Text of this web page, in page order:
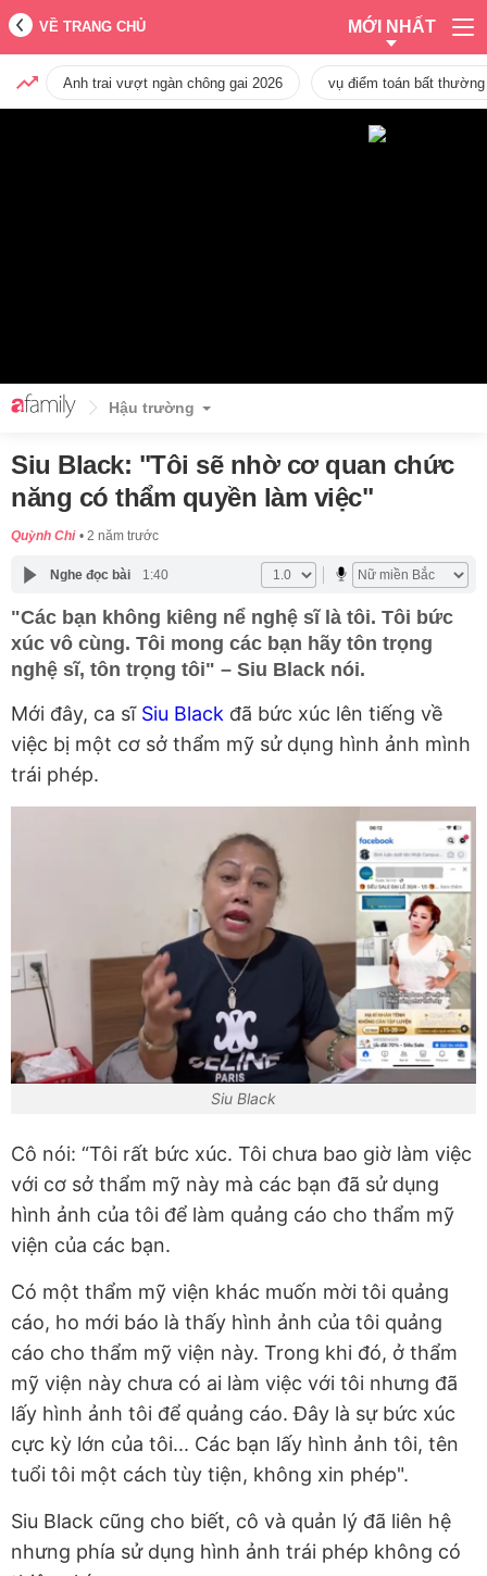
VỀ TRANG CHỦ MỚI NHẤT
Anh trai vượt ngàn chông gai 2026 vụ điểm toán bất
Hậu trường
Siu Black: "Tôi sẽ nhờ cơ quan chức
năng có thẩm quyền làm việc"
Quỳnh Chi 2 năm trước
Nghe đọc bài 1:40
"Các bạn không kiêng nể nghệ sĩ là tôi. Tôi bức
xúc vô cùng. Tôi mong các bạn hãy tôn trọng
nghệ sĩ, tôn trọng tôi" – Siu Black nói.
Mới đây, ca sĩ Siu Black đã bức xúc lên tiếng về
việc bị một cơ sở thẩm mỹ sử dụng hình ảnh mình
trái phép.
Siu Black
Cô nói: “Tôi rất bức xúc. Tôi chưa bao giờ làm việc
với cơ sở thẩm mỹ này mà các bạn đã sử dụng
hình ảnh của tôi để làm quảng cáo cho thẩm mỹ
viện của các bạn.
Có một thẩm mỹ viện khác muốn mời tôi quảng
cáo, ho mới báo là thấy hình ảnh của tôi quảng
cáo cho thẩm mỹ viện này. Trong khi đó, ở thẩm
mỹ viện này chưa có ai làm việc với tôi nhưng đã
lấy hình ảnh tôi để quảng cáo. Đây là sự bức xúc
cực kỳ lớn của tôi... Các bạn lấy hình ảnh tôi, tên
tuổi tôi một cách tùy tiện, không xin phép".
Siu Black cũng cho biết, cô và quản lý đã liên hệ
nhưng phía sử dụng hình ảnh trái phép không có